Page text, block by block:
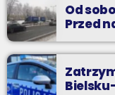
Od
Przed